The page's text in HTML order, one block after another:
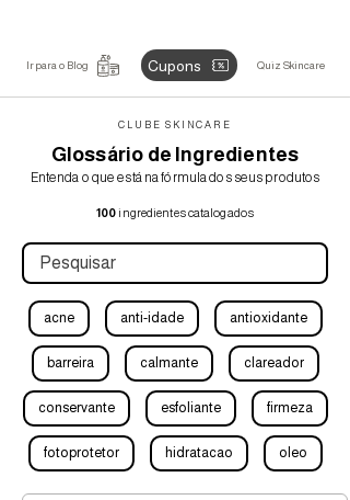
Ir para o Blog Cupons Quiz Skincare
CLUBE SKINCARE
Glossário de Ingredientes
Entenda o que está na fórmula dos seus produtos
100 ingredientes catalogados
acne anti-idade antioxidante
barreira calmante clareador
conservante esfoliante firmeza
fotoprotetor hidratacao oleo